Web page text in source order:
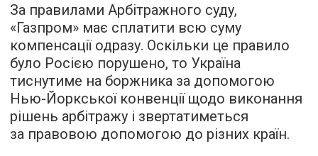
За правилами Арбітражного суду,
«Газпром» має сплатити всю суму
компенсації одразу. Оскільки це правило
було Росією порушено, то Україна
тиснутиме на боржника за допомогою
Нью-Йоркської конвенції щодо виконання
рішень арбітражу і звертатиметься
за правовою допомогою до різних країн.